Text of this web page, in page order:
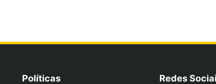
Políticas Redes